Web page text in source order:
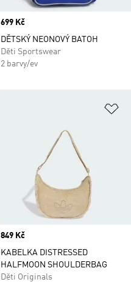
Price
699 Kč
DĚTSKÝ NEONOVÝ BATOH
Děti Sportswear
2 barvy/ev
Price
849 Kč
KABELKA DISTRESSED
HALFMOON SHOULDERBAG
Děti Originals